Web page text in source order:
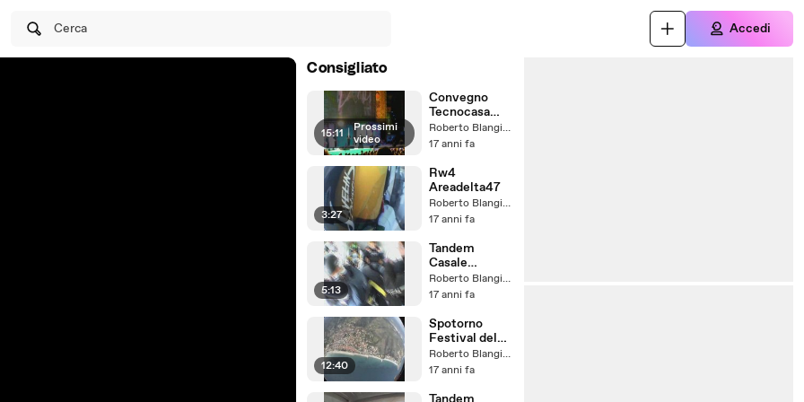
Cerca Accedi
Consigliato
15:11 | Prossimi
video
Convegno
Tecnocasa
2009
Roberto Blangiardi
17 anni fa
3:27
Rw4
Areadelta47
Roberto Blangiardi
17 anni fa
5:13
Tandem
Casale
monferrato
Areadelta47
Roberto Blangiardi
17 anni fa
12:40
Spotorno
Festival del
Vento 2009 Roberto Blangiardi
17 anni fa